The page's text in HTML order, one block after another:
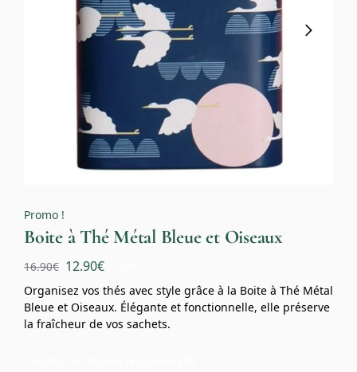
Promo !
Boite à Thé Métal Bleue et Oiseaux
16.90€ 12.90€
Organisez vos thés avec style grâce à la Boite à Thé Métal
Bleue et Oiseaux. Élégante et fonctionnelle, elle préserve
la fraîcheur de vos sachets.